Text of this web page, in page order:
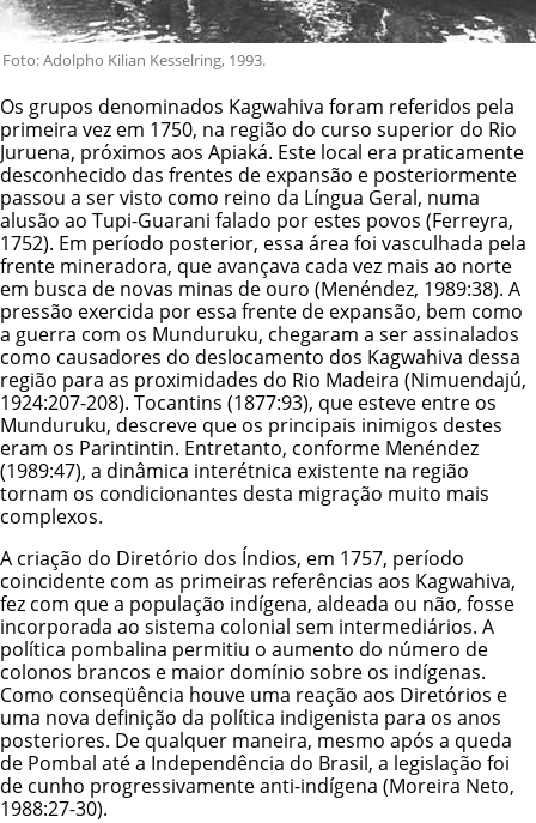
Foto: Adolpho Kilian Kesselring, 1993.
Os grupos denominados Kagwahiva foram referidos pela
primeira vez em 1750, na região do curso superior do Rio
Juruena, próximos aos Apiaká. Este local era praticamente
desconhecido das frentes de expansão e posteriormente
passou a ser visto como reino da Língua Geral, numa
alusão ao Tupi-Guarani falado por estes povos (Ferreyra,
1752). Em período posterior, essa área foi vasculhada pela
frente mineradora, que avançava cada vez mais ao norte
em busca de novas minas de ouro (Menéndez, 1989:38). A
pressão exercida por essa frente de expansão, bem como
a guerra com os Munduruku, chegaram a ser assinalados
como causadores do deslocamento dos Kagwahiva dessa
região para as proximidades do Rio Madeira (Nimuendajú,
1924:207-208). Tocantins (1877:93), que esteve entre os
Munduruku, descreve que os principais inimigos destes
eram os Parintintin. Entretanto, conforme Menéndez
(1989:47), a dinâmica interétnica existente na região
tornam os condicionantes desta migração muito mais
complexos.
A criação do Diretório dos Índios, em 1757, período
coincidente com as primeiras referências aos Kagwahiva,
fez com que a população indígena, aldeada ou não, fosse
incorporada ao sistema colonial sem intermediários. A
política pombalina permitiu o aumento do número de
colonos brancos e maior domínio sobre os indígenas.
Como conseqüência houve uma reação aos Diretórios e
uma nova definição da política indigenista para os anos
posteriores. De qualquer maneira, mesmo após a queda
de Pombal até a Independência do Brasil, a legislação foi
de cunho progressivamente anti-indígena (Moreira Neto,
1988:27-30).